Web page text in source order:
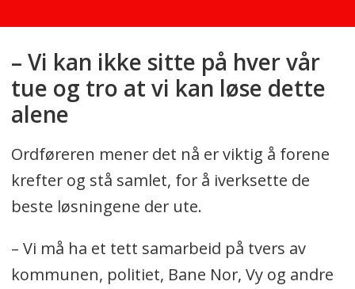
– Vi kan ikke sitte på hver vår
tue og tro at vi kan løse dette
alene
Ordføreren mener det nå er viktig å forene
krefter og stå samlet, for å iverksette de
beste løsningene der ute.
– Vi må ha et tett samarbeid på tvers av
kommunen, politiet, Bane Nor, Vy og andre